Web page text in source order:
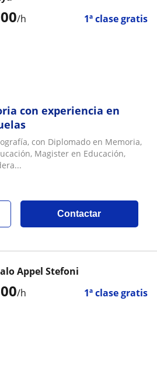
/h 1ª clase gratis
con experiencia en
con Diplomado en Memoria,
Magister en Educación,
Contactar
/h 1ª clase gratis
Appel Stefoni